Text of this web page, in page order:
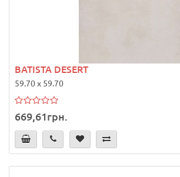
BATISTA DESERT
59.70 x 59.70
669,61грн.